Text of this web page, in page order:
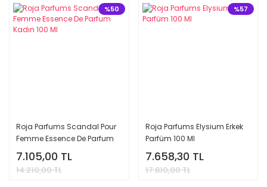
%50
Roja Parfums Scandal Pour
Femme Essence De Parfum
Kadın 100 Ml
7.105,00 TL
14.210,00 TL
%57
Roja Parfums Elysium Erkek
Parfüm 100 Ml
7.658,30 TL
17.810,00 TL